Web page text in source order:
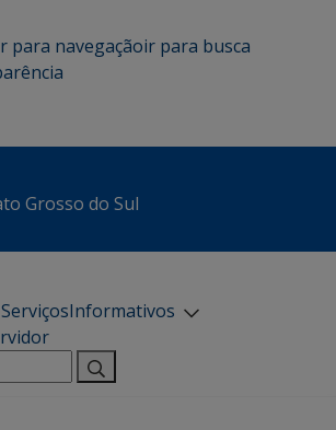
para navegaçãoir para busca
Grosso do Sul
ServiçosInformativos